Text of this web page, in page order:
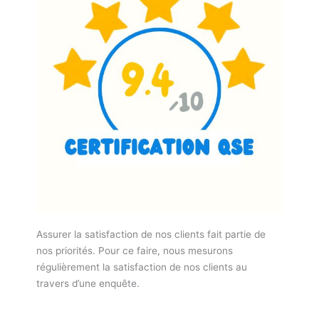
Assurer la satisfaction de nos clients fait partie de
nos priorités. Pour ce faire, nous mesurons
régulièrement la satisfaction de nos clients au
travers d’une enquête.